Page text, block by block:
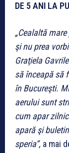
DE 5 ANI LA
„Cealaltă
şi nu prea
Graţiela
să înceapă să
în Bucureşti.
aerului sunt
cum apar
apară şi
speria”, a mai